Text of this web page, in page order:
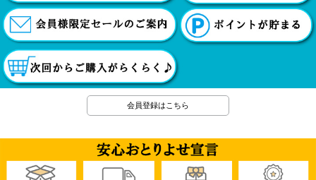
会員登録はこちら